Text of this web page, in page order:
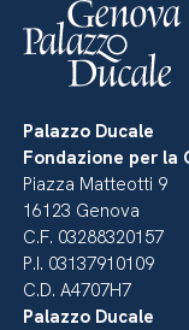
Palazzo Ducale
Fondazione per la
Piazza Matteotti 9
16123 Genova
C.F. 03288320157
P.I. 03137910109
C.D. A4707H7
Palazzo Ducale